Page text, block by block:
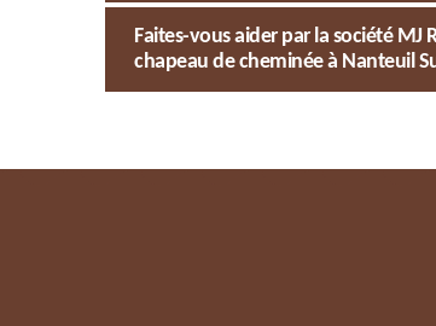
Faites-vous aider par la société
chapeau de cheminée à Nanteuil